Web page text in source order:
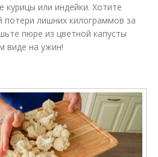
или индейки. Хотите
потери лишних килограммов за
пюре из цветной капусты
виде на ужин!